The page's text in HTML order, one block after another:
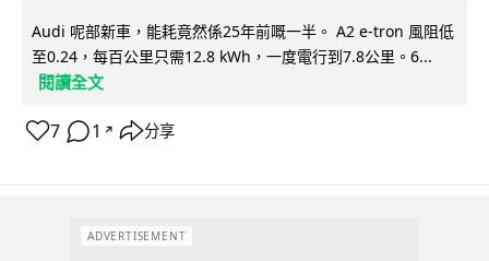
Audi 呢部新車，能耗竟然係25年前嘅一半。 A2 e-tron 風阻低
至0.24，每百公里只需12.8 kWh，一度電行到7.8公里。6...
閱讀全文
7 1 ↗ 分享
ADVERTISEMENT